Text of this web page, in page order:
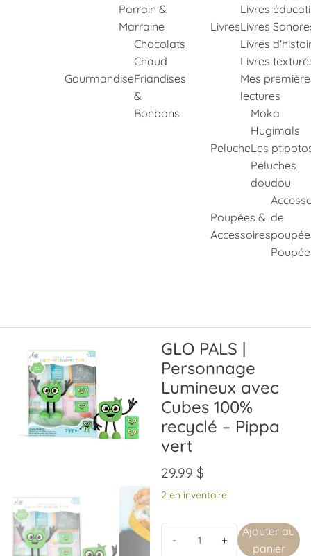
Parrain &
Marraine
Gourmandise
Chocolats
Chaud
Friandises
&
Bonbons
Livres
Livres
Livres
Livres
Livres
Mes
lectures
Peluche
Moka
Hugimals
Les
Peluches
doudou
Poupées &
Accessoires
de
GLO PALS |
Personnage
Lumineux avec
Cubes 100%
recyclé – Pippa
vert
29.99$
2 en inventaire
Ajouter au
panier